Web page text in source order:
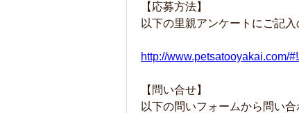
【応募方法】
以下の里親アンケートにご記入
http://www.petsatooyakai.com/
【問い合せ】
以下の問いフォームから問い合